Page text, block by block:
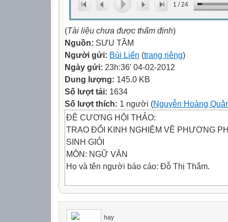
1 /24
(Tài liệu chưa được thẩm định)
Nguồn: SƯU TẦM
Người gửi: Bùi Liển (trang riêng)
Ngày gửi: 23h:36' 04-02-2012
Dung lượng: 145.0 KB
Số lượt tải: 1634
Số lượt thích: 1 người (Nguyễn Hoàng
ĐỀ CƯƠNG HỘI THẢO:
TRAO ĐỔI KINH NGHIỆM VỀ PHƯƠNG
SINH GIỎI
MÔN: NGỮ VĂN
Họ và tên người báo cáo: Đỗ Thị Thắm.
I.Khái niệm:
Cảm thụ văn học chính là sự cảm nhận
hay